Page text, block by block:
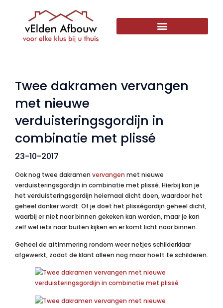
Twee dakramen vervangen
met nieuwe
verduisteringsgordijn in
combinatie met plissé
23-10-2017
Ook nog twee dakramen vervangen met nieuwe
verduisteringsgordijn in combinatie met plissé. Hierbij kan je
het verduisteringsgordijn helemaal dicht doen, waardoor het
geheel donker wordt. Of je doet het plisségordijn geheel dicht,
waarbij er niet naar binnen gekeken kan worden, maar je kan
zelf wel iets naar buiten kijken en er komt licht naar binnen.
Geheel de aftimmering rondom weer netjes schilderklaar
afgewerkt, zodat de klant alleen nog maar hoeft te schilderen.